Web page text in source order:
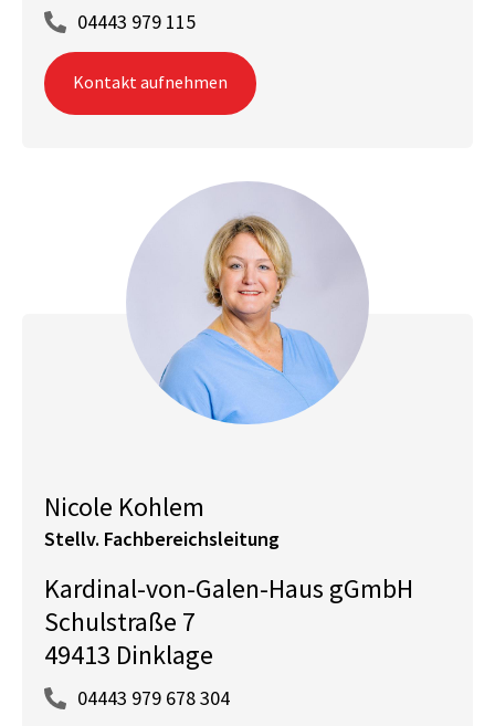
04443 979 115
Kontakt aufnehmen
Nicole Kohlem
Stellv. Fachbereichsleitung
Kardinal-von-Galen-Haus gGmbH
Schulstraße 7
49413 Dinklage
04443 979 678 304